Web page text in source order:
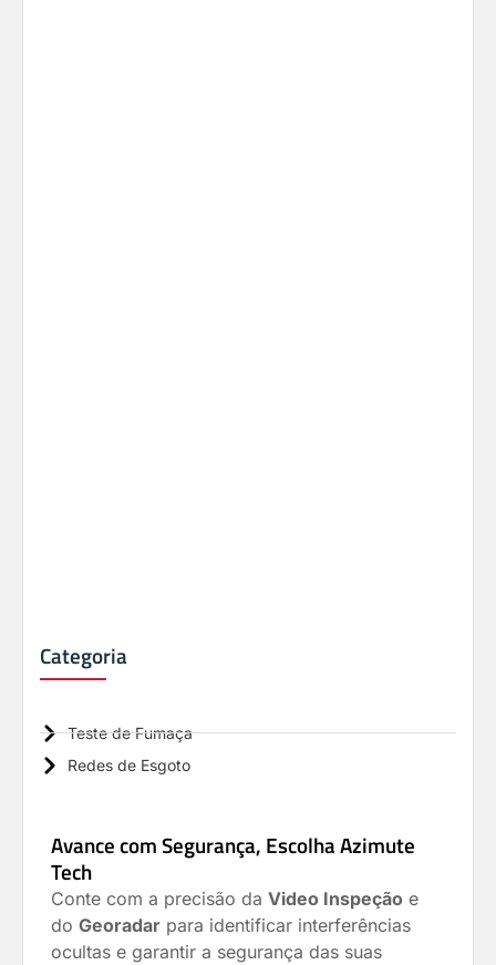
Categoria
Teste de Fumaça
Redes de Esgoto
Avance com Segurança, Escolha Azimute
Tech
Conte com a precisão da Video Inspeção e
do Georadar para identificar interferências
ocultas e garantir a segurança das suas